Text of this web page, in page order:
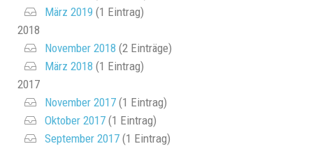
März 2019 (1 Eintrag)
2018
November 2018 (2 Einträge)
März 2018 (1 Eintrag)
2017
November 2017 (1 Eintrag)
Oktober 2017 (1 Eintrag)
September 2017 (1 Eintrag)